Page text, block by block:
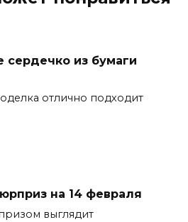
сердечко из бумаги
отлично подходит
на 14 февраля
выглядит